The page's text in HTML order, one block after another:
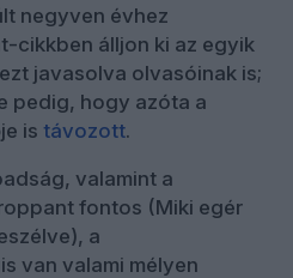
negyven évhez
cikkben álljon ki az egyik
javasolva olvasóinak is;
pedig, hogy azóta a
is távozott.
valamint a
fontos (Miki egér
a
van valami mélyen